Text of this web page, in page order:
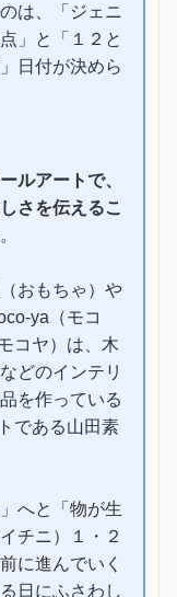
は、「ジェニ
」と「１２と
日付が決めら
ルアートで、
さを伝えるこ
おもちゃ）や
ya（モコ
コヤ）は、木
どのインテリ
を作っている
である山田素
へと「物が生
チニ）１・２
に進んでいく
日にふさわし